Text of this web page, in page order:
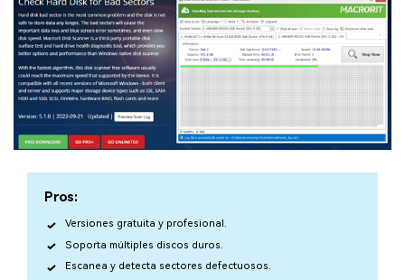
Pros:
Versiones gratuita y profesional.
Soporta múltiples discos duros.
Escanea y detecta sectores defectuosos.